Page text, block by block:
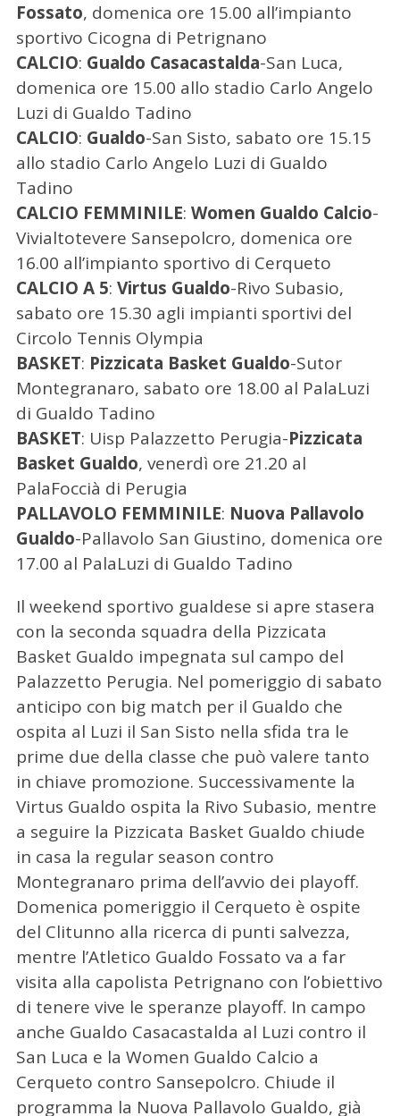
Fossato, domenica ore 15.00 all’impianto
sportivo Cicogna di Petrignano
CALCIO: Gualdo Casacastalda-San Luca,
domenica ore 15.00 allo stadio Carlo Angelo
Luzi di Gualdo Tadino
CALCIO: Gualdo-San Sisto, sabato ore 15.15
allo stadio Carlo Angelo Luzi di Gualdo
Tadino
CALCIO FEMMINILE: Women Gualdo Calcio-
Vivialtotevere Sansepolcro, domenica ore
16.00 all’impianto sportivo di Cerqueto
CALCIO A 5: Virtus Gualdo-Rivo Subasio,
sabato ore 15.30 agli impianti sportivi del
Circolo Tennis Olympia
BASKET: Pizzicata Basket Gualdo-Sutor
Montegranaro, sabato ore 18.00 al PalaLuzi
di Gualdo Tadino
BASKET: Uisp Palazzetto Perugia-Pizzicata
Basket Gualdo, venerdì ore 21.20 al
PalaFoccià di Perugia
PALLAVOLO FEMMINILE: Nuova Pallavolo
Gualdo-Pallavolo San Giustino, domenica ore
17.00 al PalaLuzi di Gualdo Tadino
Il weekend sportivo gualdese si apre stasera
con la seconda squadra della Pizzicata
Basket Gualdo impegnata sul campo del
Palazzetto Perugia. Nel pomeriggio di sabato
anticipo con big match per il Gualdo che
ospita al Luzi il San Sisto nella sfida tra le
prime due della classe che può valere tanto
in chiave promozione. Successivamente la
Virtus Gualdo ospita la Rivo Subasio, mentre
a seguire la Pizzicata Basket Gualdo chiude
in casa la regular season contro
Montegranaro prima dell’avvio dei playoff.
Domenica pomeriggio il Cerqueto è ospite
del Clitunno alla ricerca di punti salvezza,
mentre l’Atletico Gualdo Fossato va a far
visita alla capolista Petrignano con l’obiettivo
di tenere vive le speranze playoff. In campo
anche Gualdo Casacastalda al Luzi contro il
San Luca e la Women Gualdo Calcio a
Cerqueto contro Sansepolcro. Chiude il
programma la Nuova Pallavolo Gualdo, già
C
e
r
c
a
p
e